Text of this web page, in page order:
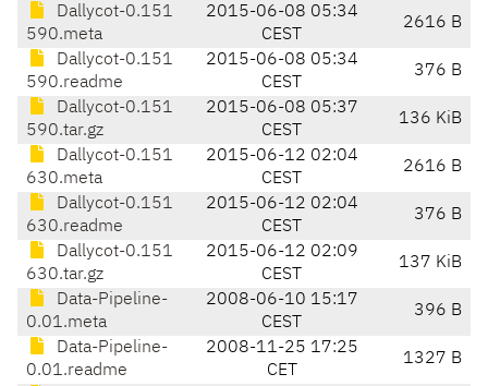
Dallycot-0.151
590.meta
2015-06-08 05:34
CEST
2616 B
Dallycot-0.151
590.readme
2015-06-08 05:34
CEST
376 B
Dallycot-0.151
590.tar.gz
2015-06-08 05:37
CEST
136 KiB
Dallycot-0.151
630.meta
2015-06-12 02:04
CEST
2616 B
Dallycot-0.151
630.readme
2015-06-12 02:04
CEST
376 B
Dallycot-0.151
630.tar.gz
2015-06-12 02:09
CEST
137 KiB
Data-Pipeline-
0.01.meta
2008-06-10 15:17
CEST
396 B
Data-Pipeline-
0.01.readme
2008-11-25 17:25
CET
1327 B